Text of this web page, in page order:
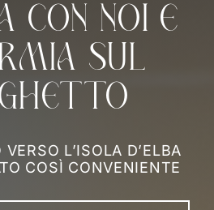
CON NOI E
SUL
L’ISOLA D’ELBA
COSÌ CONVENIENTE